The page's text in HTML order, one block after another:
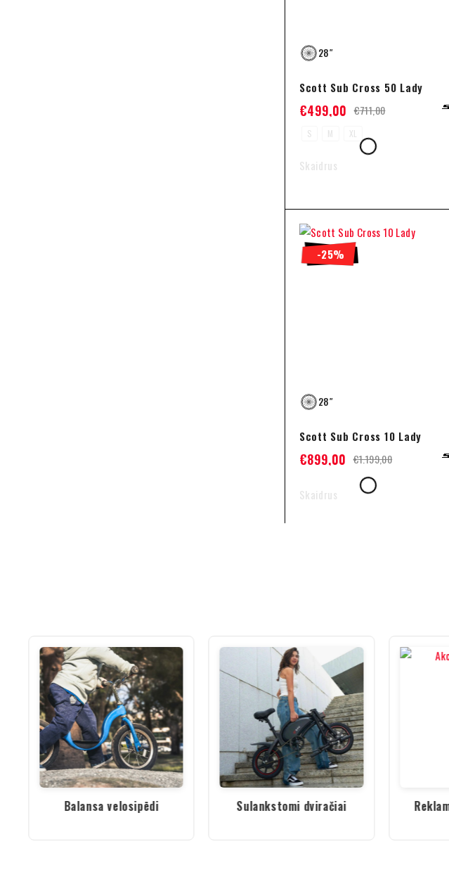
28″
Scott Sub Cross 50 Lady
€711,00
€499,00
S M XL
Skaidrus
-25%
28″
Scott Sub Cross 10 Lady
€1.199,00
€899,00
Skaidrus
Balansa velosipēdi Sulankstomi dviračiai